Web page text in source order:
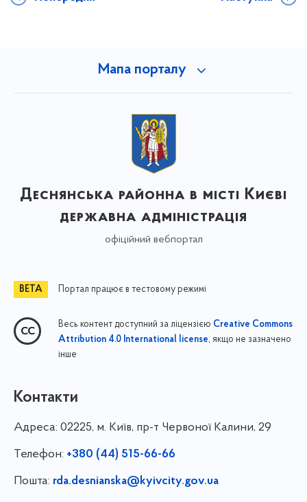
Мапа порталу
Деснянська районна в місті Києві
державна адміністрація
офіційний вебпортал
Портал працює в тестовому режимі
Весь контент доступний за ліцензією Creative Commons
Attribution 4.0 International license, якщо не зазначено
інше
Контакти
Адреса: 02225, м. Київ, пр-т Червоної Калини, 29
Телефон: +380 (44) 515-66-66
Пошта: rda.desnianska@kyivcity.gov.ua